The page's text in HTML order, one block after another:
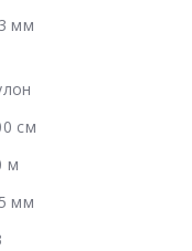
мм
см
м
мм